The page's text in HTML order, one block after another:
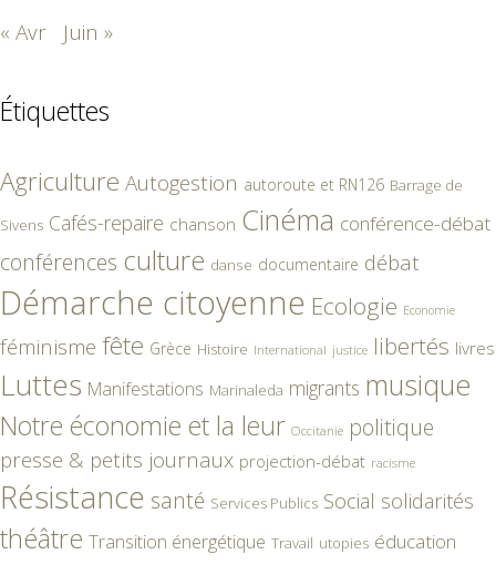
« Avr Juin »
Étiquettes
Agriculture Autogestion autoroute et RN126 Barrage de
Sivens Cafés-repaire chanson Cinéma conférence-débat
conférences culture danse documentaire débat
Démarche citoyenne Ecologie Economie
féminisme fête Grèce Histoire International justice libertés livres
Luttes Manifestations Marinaleda migrants musique
Notre économie et la leur Occitanie politique
presse & petits journaux projection-débat racisme
Résistance santé Services Publics Social solidarités
théâtre Transition énergétique Travail utopies éducation